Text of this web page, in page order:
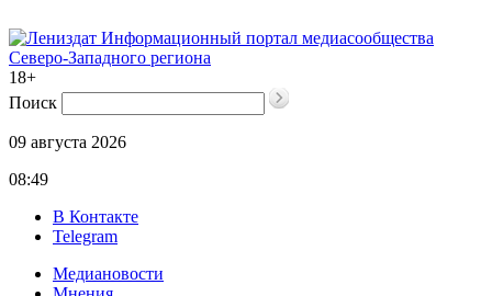
Информационный портал медиасообщества
Северо-Западного региона
18+
Поиск
09 августа 2026
08:49
В Контакте
Telegram
Медиановости